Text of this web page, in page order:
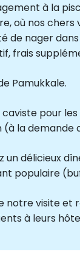
à la
où nos chers
de nager
frais
Pamukkale.
caviste pour
(à la demande
un délicieux
populaire
notre visite et
à leurs